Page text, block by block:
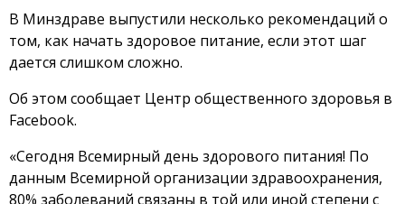
В Минздраве выпустили несколько рекомендаций о
том, как начать здоровое питание, если этот шаг
дается слишком сложно.
Об этом сообщает Центр общественного здоровья в
Facebook.
«Сегодня Всемирный день здорового питания! По
данным Всемирной организации здравоохранения,
80% заболеваний связаны в той или иной степени с